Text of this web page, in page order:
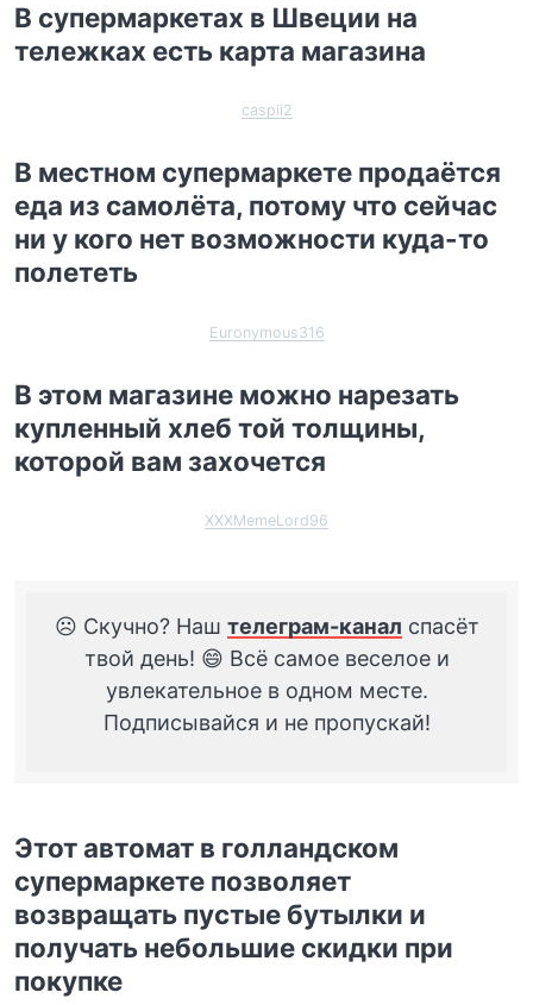
В супермаркетах в Швеции на
тележках есть карта магазина
caspii2
В местном супермаркете продаётся
еда из самолёта, потому что сейчас
ни у кого нет возможности куда-то
полететь
Euronymous316
В этом магазине можно нарезать
купленный хлеб той толщины,
которой вам захочется
XXXMemeLord96
☹️ Скучно? Наш телеграм-канал спасёт
твой день! 😄 Всё самое веселое и
увлекательное в одном месте.
Подписывайся и не пропускай!
Этот автомат в голландском
супермаркете позволяет
возвращать пустые бутылки и
получать небольшие скидки при
покупке